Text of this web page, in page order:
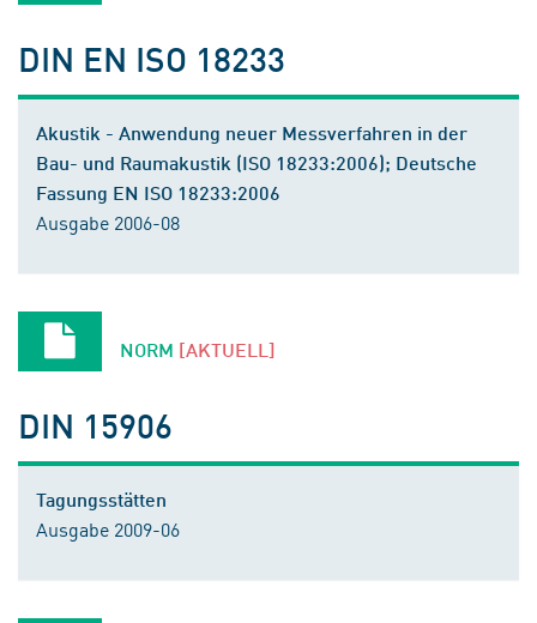
DIN EN ISO 18233
Akustik - Anwendung neuer Messverfahren in der
Bau- und Raumakustik (ISO 18233:2006); Deutsche
Fassung EN ISO 18233:2006
Ausgabe 2006-08
NORM [AKTUELL]
DIN 15906
Tagungsstätten
Ausgabe 2009-06